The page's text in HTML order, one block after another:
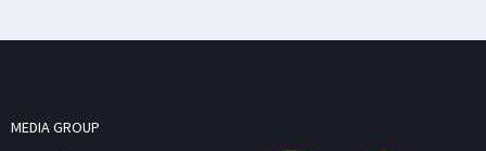
MEDIA GROUP